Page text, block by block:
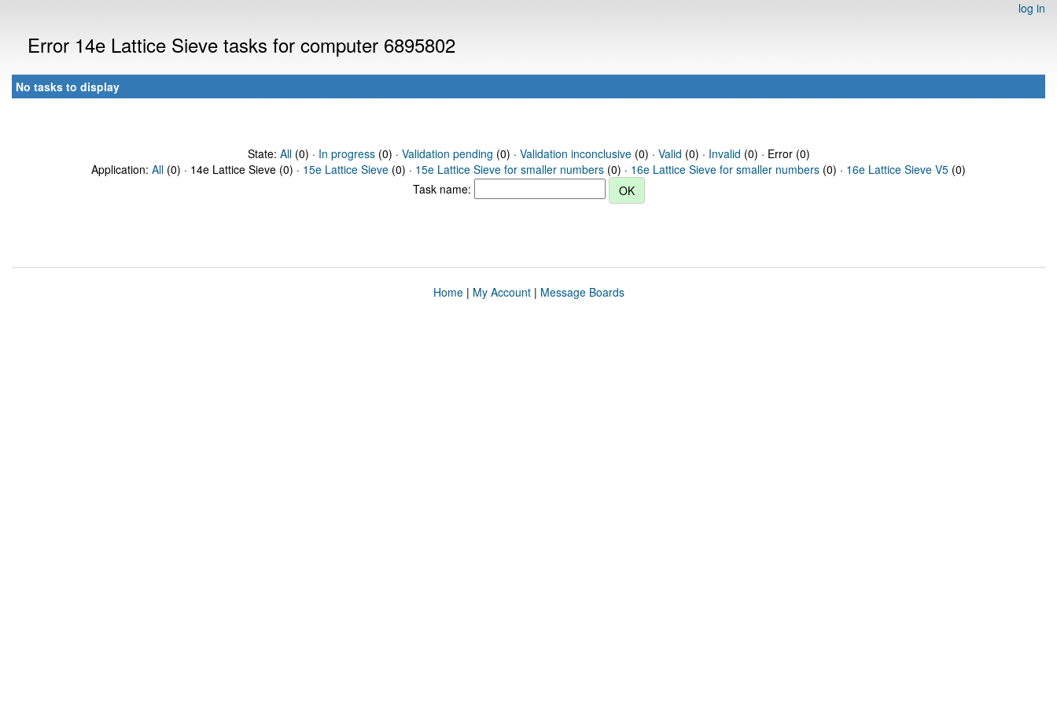
log in
Error 14e Lattice Sieve tasks for computer 6895802
No tasks to display
State: All(0) · In progress(0) · Validation pending (0) · Validation inconclusive(0) · Valid (0) · Invalid (0) · Error (0)
Application: All (0) · 14e Lattice Sieve (0) · 15e Lattice Sieve (0) · 15e Lattice Sieve for smaller numbers (0) · 16e Lattice Sieve for smaller numbers (0) · 16e Lattice Sieve V5 (0)
Task name:
Home| My Account| Message Boards